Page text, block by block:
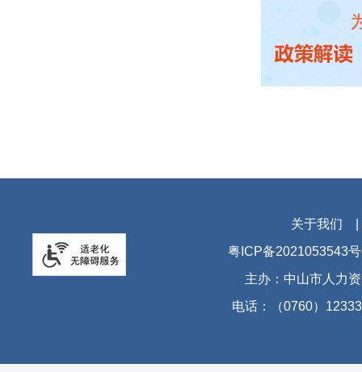
关于我们
粤ICP备2021053543
主办：中山市人力
电话：（0760）12333